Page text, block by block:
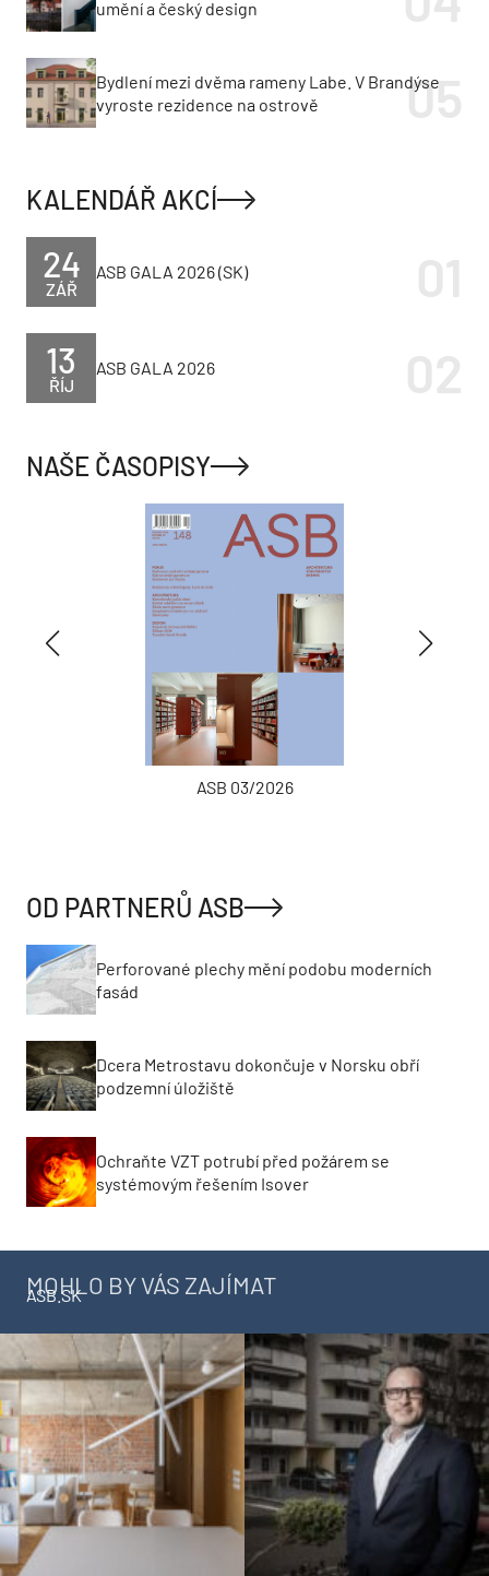
umění a český design
Bydlení mezi dvěma rameny Labe. V Brandýse
vyroste rezidence na ostrově
KALENDÁŘ AKCÍ
ZÁŘ
24 ASB GALA 2026 (SK)
ŘÍJ
13 ASB GALA 2026
NAŠE ČASOPISY
ASB 03/2026
OD PARTNERŮ ASB
Perforované plechy mění podobu moderních
fasád
Dcera Metrostavu dokončuje v Norsku obří
podzemní úložiště
Ochraňte VZT potrubí před požárem se
systémovým řešením Isover
MOHLO BY VÁS ZAJÍMAT
ASB.SK